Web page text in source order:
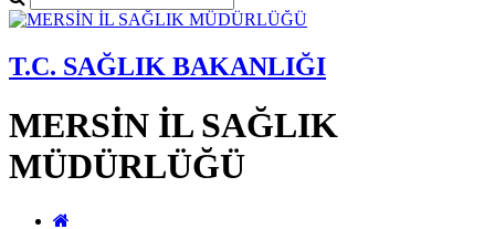
T.C. SAĞLIK BAKANLIĞI
MERSİN İL SAĞLIK
MÜDÜRLÜĞÜ